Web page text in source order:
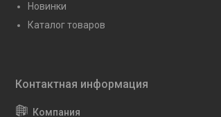
Новинки
Каталог товаров